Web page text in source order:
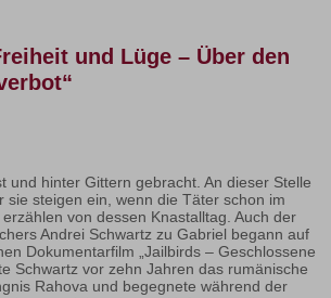
und Lüge – Über den
und hinter Gittern gebracht. An dieser Stelle
sie steigen ein, wenn die Täter schon im
von dessen Knastalltag. Auch der
Andrei Schwartz zu Gabriel begann auf
Dokumentarfilm „Jailbirds – Geschlossene
Schwartz vor zehn Jahren das rumänische
Rahova und begegnete während der